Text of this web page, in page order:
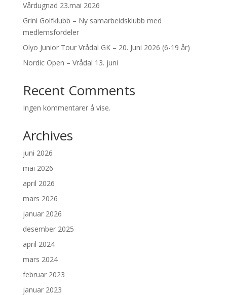
Vårdugnad 23.mai 2026
Grini Golfklubb – Ny samarbeidsklubb med
medlemsfordeler
Olyo Junior Tour Vrådal GK – 20. Juni 2026 (6-19 år)
Nordic Open – Vrådal 13. juni
Recent Comments
Ingen kommentarer å vise.
Archives
juni 2026
mai 2026
april 2026
mars 2026
januar 2026
desember 2025
april 2024
mars 2024
februar 2023
januar 2023